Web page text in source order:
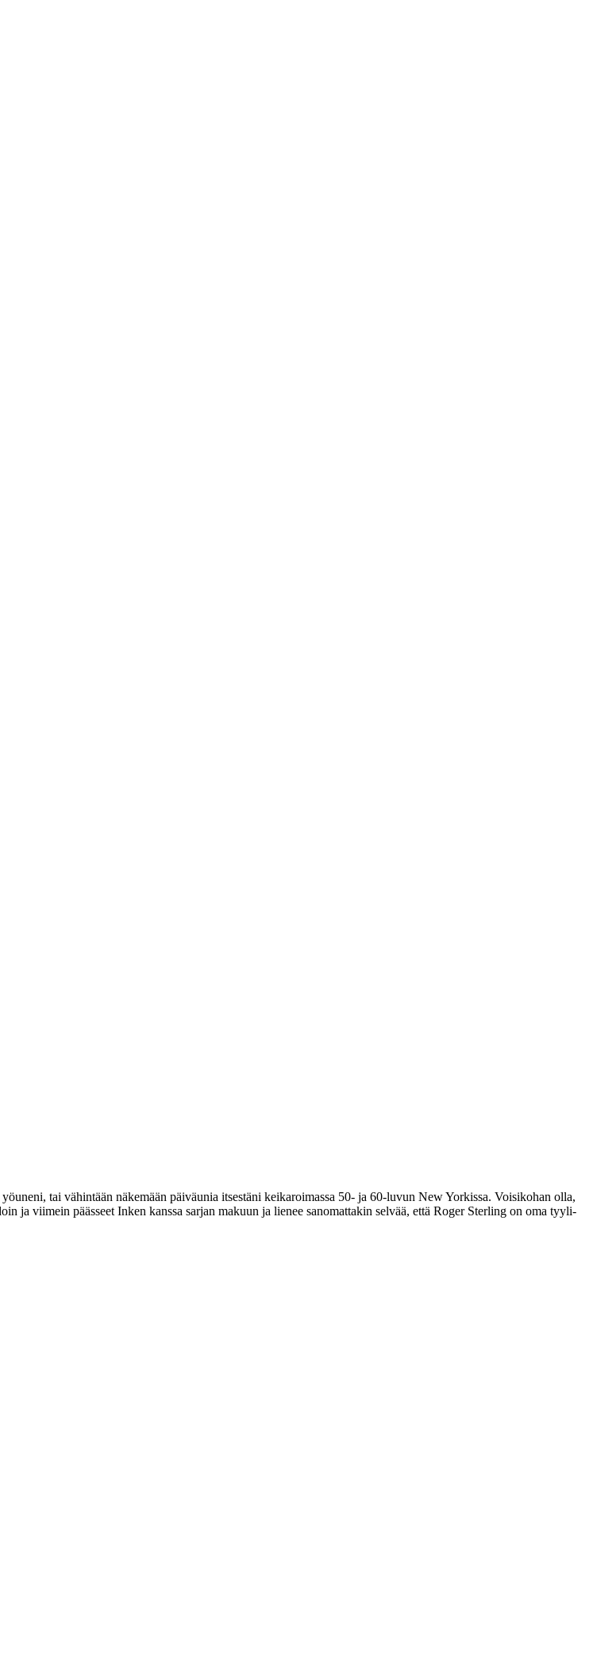
tai vähintään näkemään päiväunia itsestäni keikaroimassa 50- ja 60-luvun New Yorkissa. Voisikohan olla,
ja viimein päässeet Inken kanssa sarjan makuun ja lienee sanomattakin selvää, että Roger Sterling on oma tyyli-